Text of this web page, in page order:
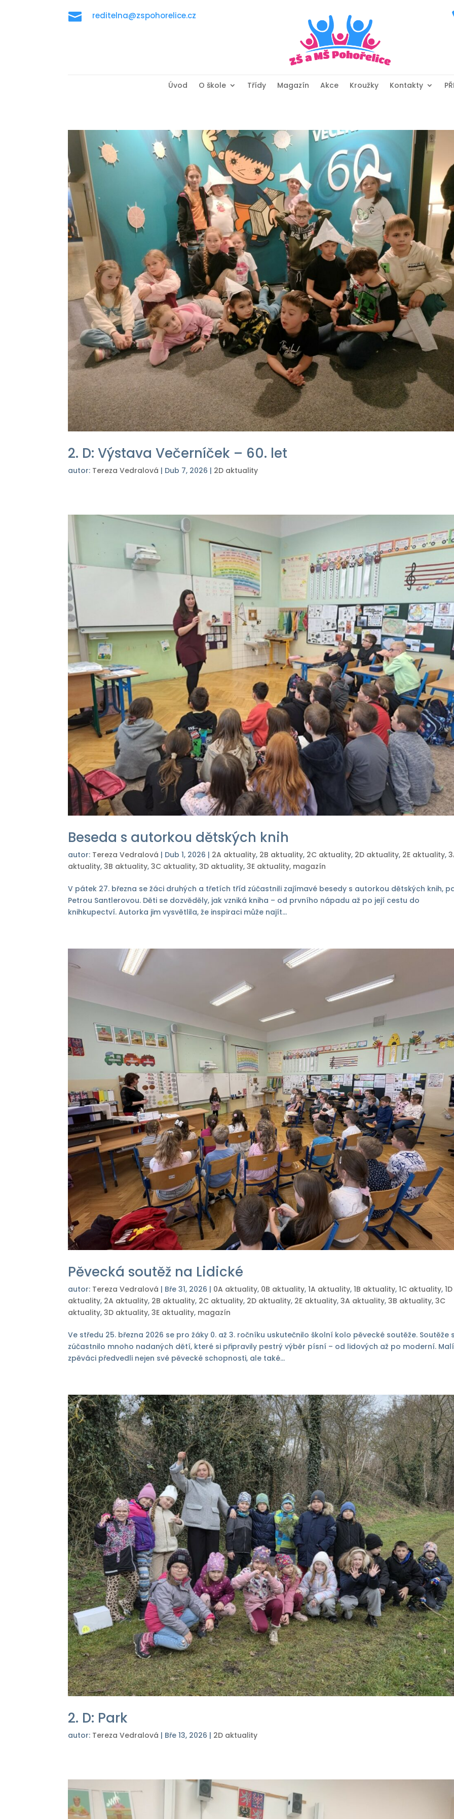
 reditelna@zspohorelice.cz
Úvod O škole Třídy Magazín Akce Kroužky Kontakty
2. D: Výstava Večerníček – 60. let
autor: Tereza Vedralová | Dub 7, 2026 | 2D aktuality
Beseda s autorkou dětských knih
autor: Tereza Vedralová | Dub 1, 2026 | 2A aktuality, 2B aktuality, 2C aktuality, 2D aktuality, 2E aktuality,
aktuality,3B aktuality,3C aktuality,3D aktuality,3E aktuality, magazín
V pátek 27. března se žáci druhých a třetích tříd zúčastnili zajímavé besedy s autorkou dětských knih,
Petrou Santlerovou. Děti se dozvěděly, jak vzniká kniha – od prvního nápadu až po její cestu do
knihkupectví. Autorka jim vysvětlila, že inspiraci může najít...
Pěvecká soutěž na Lidické
autor: Tereza Vedralová | Bře 31, 2026 | 0A aktuality, 0B aktuality,1A aktuality,1B aktuality,1C aktuality,1D
aktuality, 2A aktuality, 2B aktuality, 2C aktuality, 2D aktuality, 2E aktuality,3A aktuality,3B aktuality,3C
aktuality,3D aktuality,3E aktuality, magazín
Ve středu 25. března 2026 se pro žáky 0. až 3. ročníku uskutečnilo školní kolo pěvecké soutěže. Soutěže
zúčastnilo mnoho nadaných dětí, které si připravily pestrý výběr písní – od lidových až po moderní. Malí
zpěváci předvedli nejen své pěvecké schopnosti, ale také...
2. D: Park
autor: Tereza Vedralová | Bře 13, 2026 | 2D aktuality